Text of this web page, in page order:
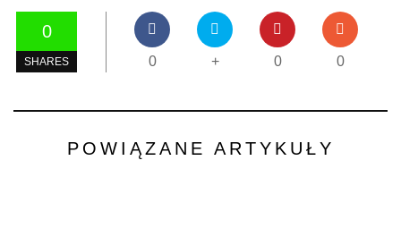
0
SHARES 0 + 0 0
POWIĄZANE ARTYKUŁY